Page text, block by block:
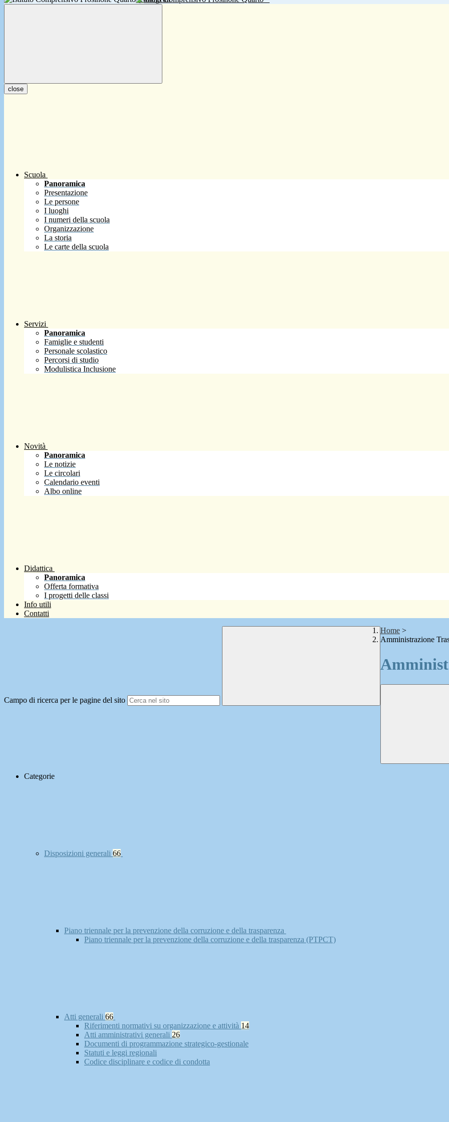
close
Scuola
Panoramica
Presentazione
Le persone
I luoghi
I numeri della scuola
Organizzazione
La storia
Le carte della scuola
Servizi
Panoramica
Famiglie e studenti
Personale scolastico
Percorsi di studio
Modulistica Inclusione
Novità
Panoramica
Le notizie
Le circolari
Calendario eventi
Albo online
Didattica
Panoramica
Offerta formativa
I progetti delle classi
Info utili
Contatti
Campo di ricerca per le pagine del sito
Home >
Amministrazione
Categorie
Disposizioni generali 66
Piano triennale per la prevenzione della corruzione e della trasparenza
Piano triennale per la prevenzione della corruzione e della trasparenza (PTPCT)
Atti generali 66
Riferimenti normativi su organizzazione e attività 14
Atti amministrativi generali 26
Documenti di programmazione strategico-gestionale
Statuti e leggi regionali
Codice disciplinare e codice di condotta